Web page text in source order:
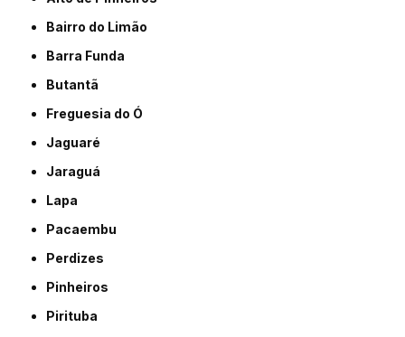
Bairro do Limão
Barra Funda
Butantã
Freguesia do Ó
Jaguaré
Jaraguá
Lapa
Pacaembu
Perdizes
Pinheiros
Pirituba